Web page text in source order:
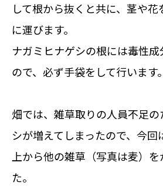
して根から抜くと共に、茎や
に運びます。
ナガミヒナゲシの根には毒性成
ので、必ず手袋をして行います。
畑では、雑草取りの人員不足
シが増えてしまったので、今回
上から他の雑草（写真は麦）
た。